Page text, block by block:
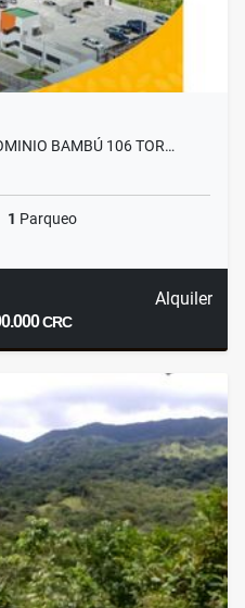
BAMBÚ 106 TOR…
1 Parqueo
Alquiler
CRC